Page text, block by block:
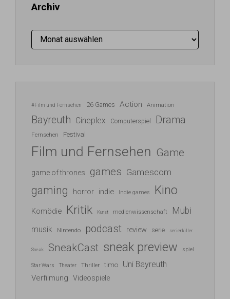
Archiv
Archiv
#Film und Fernsehen 26 Games Action Animation
Bayreuth Cineplex Computerspiel Drama
Fernsehen Festival
Film und Fernsehen Game
game of thrones games Gamescom
gaming horror indie Indie games Kino
Komödie Kritik Kunst medienwissenschaft Mubi
musik Nintendo podcast review serie serienkiller
Sneak SneakCast sneak preview spiel
Star Wars Theater Thriller timo Uni Bayreuth
Verfilmung Videospiele